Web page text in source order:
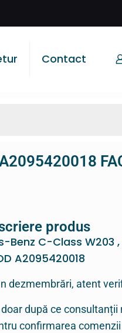
Contact
produs
Benz C-Class W203
A2095420018
dezmembrări, atent
după ce consultanții
confirmarea